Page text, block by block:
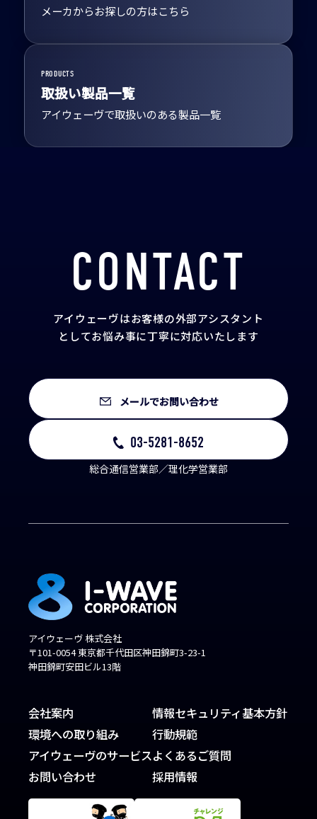
メーカからお探しの方はこちら
PRODUCTS
取扱い製品一覧
アイウェーヴで取扱いのある製品一覧
CONTACT
アイウェーヴはお客様の外部アシスタント
としてお悩み事に丁寧に対応いたします
メールでお問い合わせ
03-5281-8652
総合通信営業部／理化学営業部
アイウェーヴ 株式会社
〒101-0054 東京都千代田区神田錦町3-23-1
神田錦町安田ビル13階
会社案内
環境への取り組み
アイウェーヴのサービス
お問い合わせ
情報セキュリティ基本方針
行動規範
よくあるご質問
採用情報